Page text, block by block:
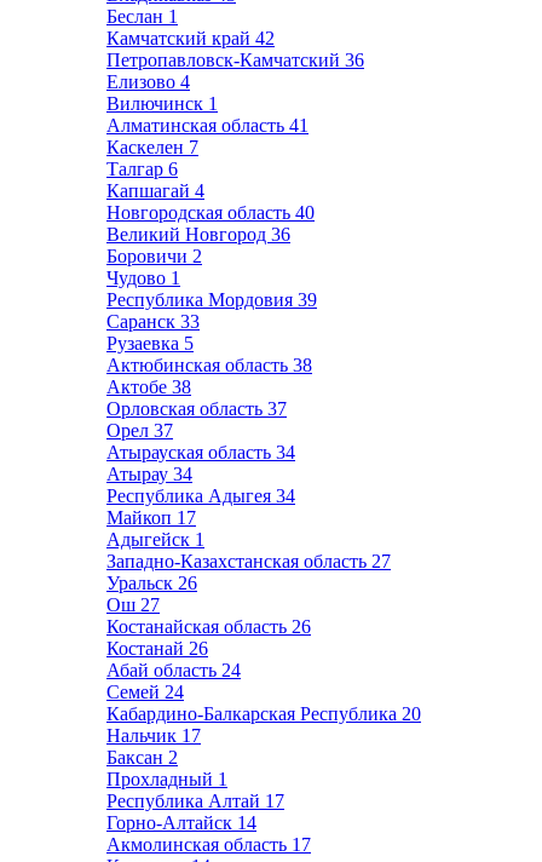
Беслан 1
Камчатский край 42
Петропавловск-Камчатский 36
Елизово 4
Вилючинск 1
Алматинская область 41
Каскелен 7
Талгар 6
Капшагай 4
Новгородская область 40
Великий Новгород 36
Боровичи 2
Чудово 1
Республика Мордовия 39
Саранск 33
Рузаевка 5
Актюбинская область 38
Актобе 38
Орловская область 37
Орел 37
Атырауская область 34
Атырау 34
Республика Адыгея 34
Майкоп 17
Адыгейск 1
Западно-Казахстанская область 27
Уральск 26
Ош 27
Костанайская область 26
Костанай 26
Абай область 24
Семей 24
Кабардино-Балкарская Республика 20
Нальчик 17
Баксан 2
Прохладный 1
Республика Алтай 17
Горно-Алтайск 14
Акмолинская область 17